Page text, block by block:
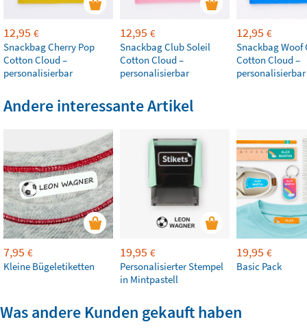
12,95 €
Snackbag Cherry Pop
Cotton Cloud –
personalisierbar
12,95 €
Snackbag Club Soleil
Cotton Cloud –
personalisierbar
12,95 €
Snackbag Woof
Cotton Cloud –
personalisierbar
Andere interessante Artikel
7,95 €
Kleine Bügeletiketten
19,95 €
Personalisierter Stempel
in Mintpastell
19,95 €
Basic Pack
Was andere Kunden gekauft haben